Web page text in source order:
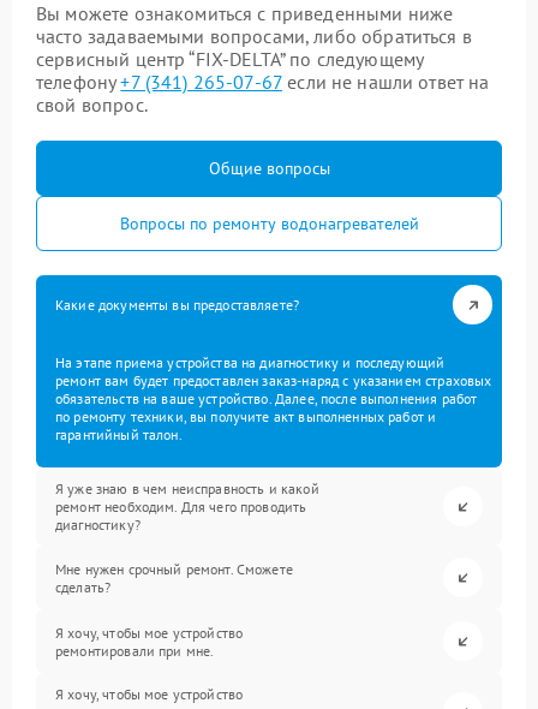
Вы можете ознакомиться с приведенными ниже
часто задаваемыми вопросами, либо обратиться в
сервисный центр “FIX-DELTA” по следующему
телефону+7 (341) 265-07-67 если не нашли ответ на
свой вопрос.
Общие вопросы
Вопросы по ремонту водонагревателей
Какие документы вы предоставляете?
На этапе приема устройства на диагностику и последующий
ремонт вам будет предоставлен заказ-наряд с указанием страховых
обязательств на ваше устройство. Далее, после выполнения работ
по ремонту техники, вы получите акт выполненных работ и
гарантийный талон.
Я уже знаю в чем неисправность и какой
ремонт необходим. Для чего проводить
диагностику?
Мне нужен срочный ремонт. Сможете
сделать?
Я хочу, чтобы мое устройство
ремонтировали при мне.
Я хочу, чтобы мое устройство